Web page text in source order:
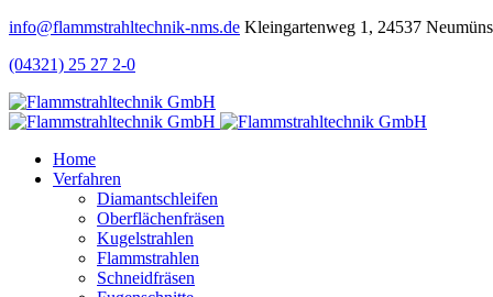
info@flammstrahltechnik-nms.de Kleingartenweg 1, 24537
(04321) 25 27 2-0
Home
Verfahren
Diamantschleifen
Oberflächenfräsen
Kugelstrahlen
Flammstrahlen
Schneidfräsen